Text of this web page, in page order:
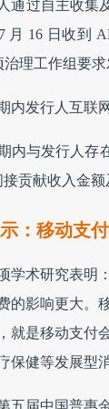
通过自主收集
月 16 日收到
治理工作组要
内发行人互联
内与发行人存
贡献收入金额
：移动支
学术研究表明
的影响更大。
就是移动支付
保健等发展型
五届中国普惠